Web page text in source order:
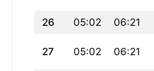
26 05:02 06:21
27 05:02 06:21